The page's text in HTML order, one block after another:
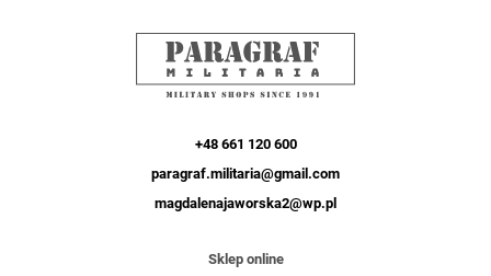
+48 661 120 600
paragraf.militaria@gmail.com
magdalenajaworska2@wp.pl
Sklep online